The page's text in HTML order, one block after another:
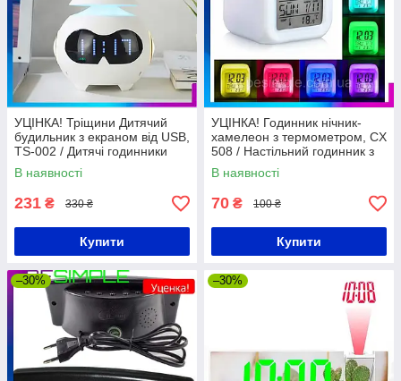
УЦІНКА! Тріщини Дитячий
будильник з екраном від USB,
TS-002 / Дитячі годинники
настільні / Розумний
будильник для дітей
В наявності
231 ₴ 330 ₴
Купити
УЦІНКА! Годинник нічник-
хамелеон з термометром, CX
508 / Настільний годинник з
будильником, календарем та
LED підсвічуванням
В наявності
70 ₴ 100 ₴
Купити
–30% –30%